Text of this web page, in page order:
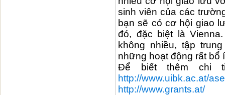
sinh viên của các
bạn sẽ có cơ hội giao
đó, đặc biệt là
không nhiều, tập
những hoạt động rất bổ
Để biết thêm chi
http://www.uibk.ac.at/
http://www.grants.at/